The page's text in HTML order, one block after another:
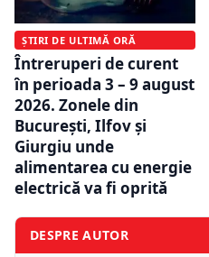
ȘTIRI DE ULTIMĂ ORĂ
Întreruperi de curent
în perioada 3 – 9 august
2026. Zonele din
București, Ilfov și
Giurgiu unde
alimentarea cu energie
electrică va fi oprită
DESPRE AUTOR